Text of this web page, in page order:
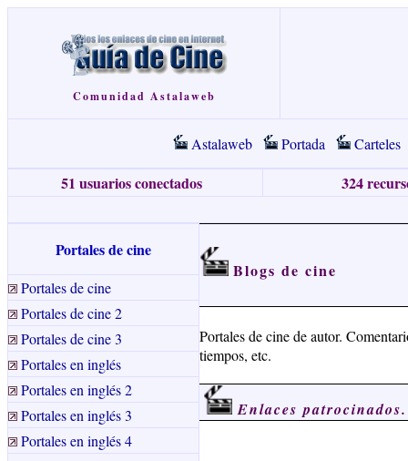
Comunidad Astalaweb
Astalaweb Portada Carteles
51 usuarios conectados 324
Portales de cine
Portales de cine
Portales de cine 2
Portales de cine 3
Portales en inglés
Portales en inglés 2
Portales en inglés 3
Portales en inglés 4
Blogs de cine
Portales de cine de autor.
tiempos, etc.
Enlaces patrocinados.